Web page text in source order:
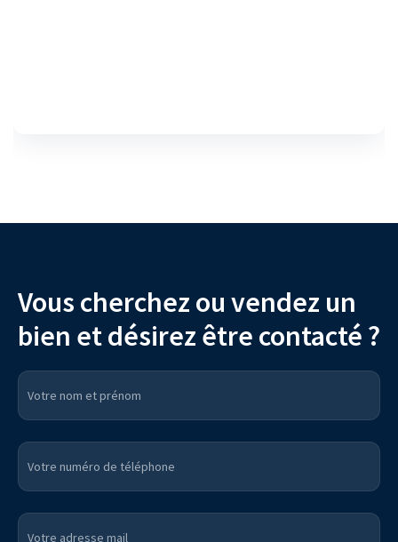
Vous cherchez ou vendez un
bien et désirez être contacté ?